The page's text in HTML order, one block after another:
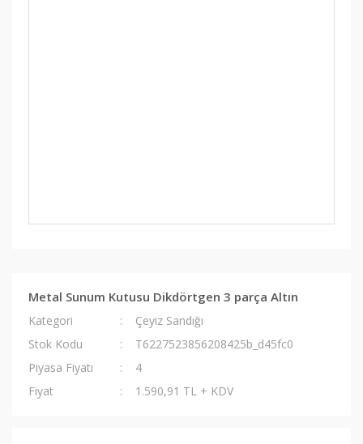
Metal Sunum Kutusu Dikdörtgen 3 parça Altın
Kategori
Çeyiz Sandığı
Stok Kodu
T6227523856208425b_d45fc0
Piyasa Fiyatı
4
Fiyat
1.590,91 TL + KDV